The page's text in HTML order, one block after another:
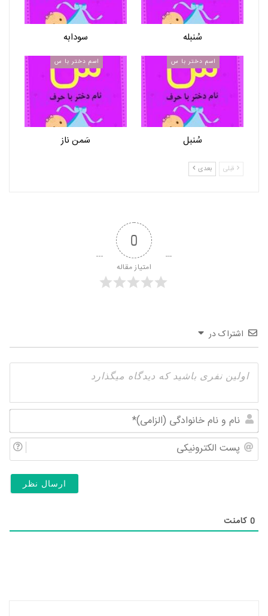
سُنبله سودابه
اسم دختر با س
سُنبل
اسم دختر با س
سَمن ناز
قبلی بعدی
0
امتیاز مقاله
اشتراک در
و
0 کامنت